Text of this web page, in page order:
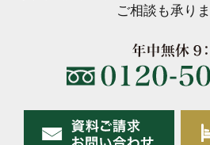
ご相談も承りま